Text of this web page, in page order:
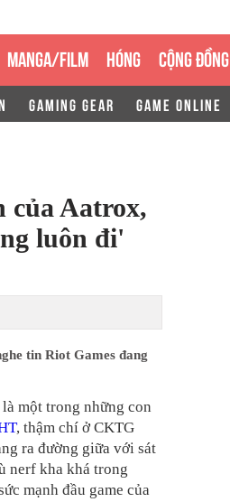
MANGA/FILM HÓNG CỘNG ĐỒNG
GAMING GEAR GAME ONLINE
của Aatrox,
luôn đi'
tin Riot Games đang
một trong những con
, thậm chí ở CKTG
ra đường giữa với sát
nerf kha khá trong
mạnh đầu game của